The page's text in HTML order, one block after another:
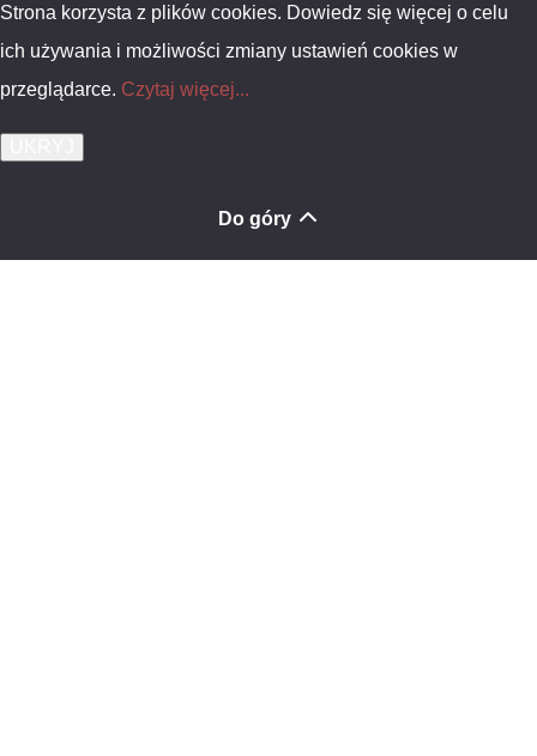
Strona korzysta z plików cookies. Dowiedz się więcej o celu
ich używania i możliwości zmiany ustawień cookies w
przeglądarce. Czytaj więcej...
Do góry